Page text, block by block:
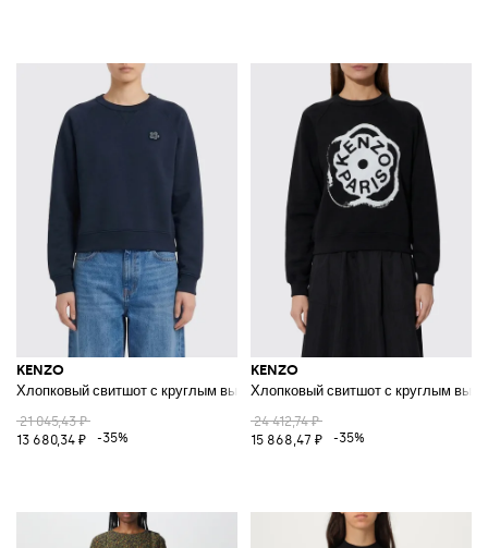
KENZO
Хлопковый свитшот с круглым вырезом
21 045,43 ₽
13 680,34 ₽
-35%
KENZO
Хлопковый свитшот с круглым
24 412,74 ₽
15 868,47 ₽
-35%